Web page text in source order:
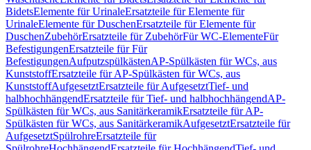
BidetsElemente für UrinaleErsatzteile für Elemente für
UrinaleElemente für DuschenErsatzteile für Elemente für
DuschenZubehörErsatzteile für ZubehörFür WC-ElementeFür
BefestigungenErsatzteile für Für
BefestigungenAufputzspülkästenAP-Spülkästen für WCs, aus
KunststoffErsatzteile für AP-Spülkästen für WCs, aus
KunststoffAufgesetztErsatzteile für AufgesetztTief- und
halbhochhängendErsatzteile für Tief- und halbhochhängendAP-
Spülkästen für WCs, aus SanitärkeramikErsatzteile für AP-
Spülkästen für WCs, aus SanitärkeramikAufgesetztErsatzteile für
AufgesetztSpülrohreErsatzteile für